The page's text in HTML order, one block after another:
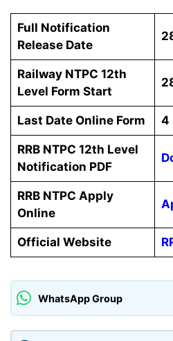
Full Notification
Release Date
Railway NTPC 12th
Level Form Start
Last Date Online Form 4
RRB NTPC 12th Level
Notification PDF
RRB NTPC Apply
Online
Official Website
WhatsApp Group